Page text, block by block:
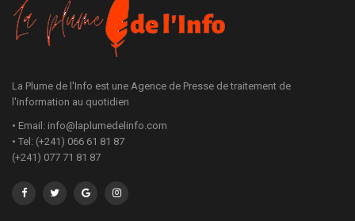
La Plume de l'Info est une Agence de Presse de traitement de
l'information au quotidien
• Email: info@laplumedelinfo.com
• Tel: (+241) 066 61 81 87
(+241) 077 71 81 87